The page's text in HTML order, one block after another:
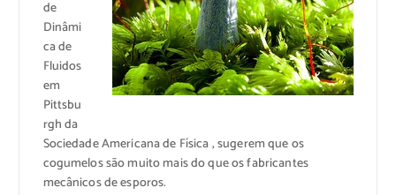
de
Dinâmi
ca de
Fluidos
em
Pittsbu
rgh da
Sociedade Americana de Física , sugerem que os
cogumelos são muito mais do que os fabricantes
mecânicos de esporos.